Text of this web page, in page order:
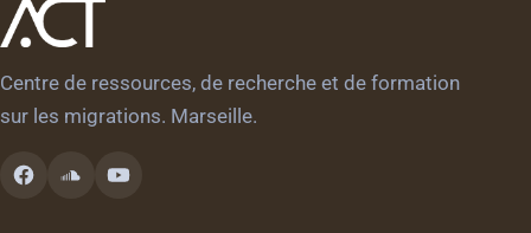
Centre de ressources, de recherche et de formation
sur les migrations. Marseille.